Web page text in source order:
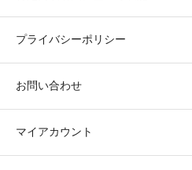
プライバシーポリシー
お問い合わせ
マイアカウント